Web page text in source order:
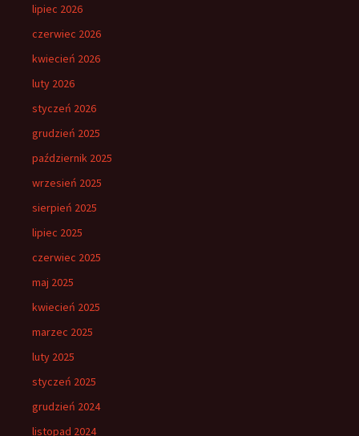
lipiec 2026
czerwiec 2026
kwiecień 2026
luty 2026
styczeń 2026
grudzień 2025
październik 2025
wrzesień 2025
sierpień 2025
lipiec 2025
czerwiec 2025
maj 2025
kwiecień 2025
marzec 2025
luty 2025
styczeń 2025
grudzień 2024
listopad 2024